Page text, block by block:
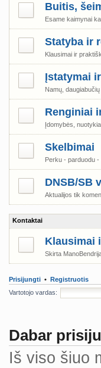
Buitis,
Esame kaimynai
Statyba ir
Klausimai ir
Įstatymai
Namų,
Renginiai
Įdomybės,
Skelbimai
Perku - parduodu
DNSB/SB
Aktualijos tik
Kontaktai
Klausimai
Skirta
Prisijungti • Registruotis
Vartotojo vardas:
Dabar
Iš viso šiuo